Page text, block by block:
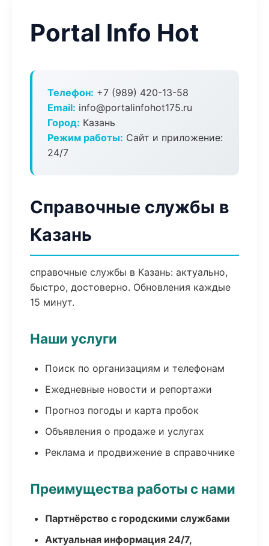
Portal Info Hot
Телефон: +7 (989) 420-13-58
Email: info@portalinfohot175.ru
Город: Казань
Режим работы: Сайт и приложение:
24/7
Справочные службы в
Казань
справочные службы в Казань: актуально,
быстро, достоверно. Обновления каждые
15 минут.
Наши услуги
Поиск по организациям и телефонам
Ежедневные новости и репортажи
Прогноз погоды и карта пробок
Объявления о продаже и услугах
Реклама и продвижение в справочнике
Преимущества работы с нами
Партнёрство с городскими службами
Актуальная информация 24/7,